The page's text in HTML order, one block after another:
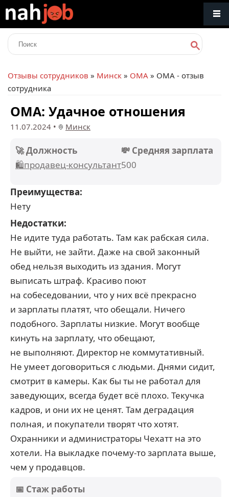
Отзывы сотрудников » Минск » ОМА » ОМА - отзыв
сотрудника
ОМА: Удачное отношения
11.07.2024 • Минск
🚀 Должность
🛍️продавец-консультант
💸 Средняя зарплата
500
Преимущества:
Нету
Недостатки:
Не идите туда работать. Там как рабская сила.
Не выйти, не зайти. Даже на свой законный
обед нельзя выходить из здания. Могут
выписать штраф. Красиво поют
на собеседовании, что у них всё прекрасно
и зарплаты платят, что обещали. Ничего
подобного. Зарплаты низкие. Могут вообще
кинуть на зарплату, что обещают,
не выполняют. Директор не коммутативный.
Не умеет договориться с людьми. Днями сидит,
смотрит в камеры. Как бы ты не работал для
заведующих, всегда будет всё плохо. Текучка
кадров, и они их не ценят. Там деградация
полная, и покупатели творят что хотят.
Охранники и администраторы Чехатт на это
хотели. На выкладке почему-то зарплата выше,
чем у продавцов.
📅 Стаж работы